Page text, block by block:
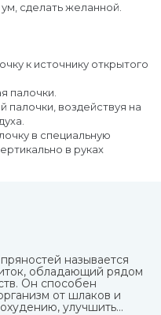
сделать желанной.
к источнику открытого
палочки.
палочки, воздействуя на
в специальную
в руках
называется
обладающий рядом
Он способен
от шлаков и
улучшить